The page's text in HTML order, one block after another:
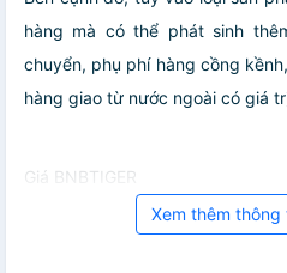
hàng mà có thể phát sinh
chuyển, phụ phí hàng cồng
hàng giao từ nước ngoài có giá
Giá BNBTIGER
Xem thêm thông